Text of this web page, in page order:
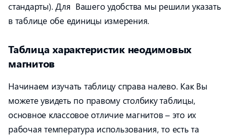
стандарты). Для Вашего удобства мы решили указать
в таблице обе единицы измерения.
Таблица характеристик неодимовых
магнитов
Начинаем изучать таблицу справа налево. Как Вы
можете увидеть по правому столбику таблицы,
основное классовое отличие магнитов – это их
рабочая температура использования, то есть та